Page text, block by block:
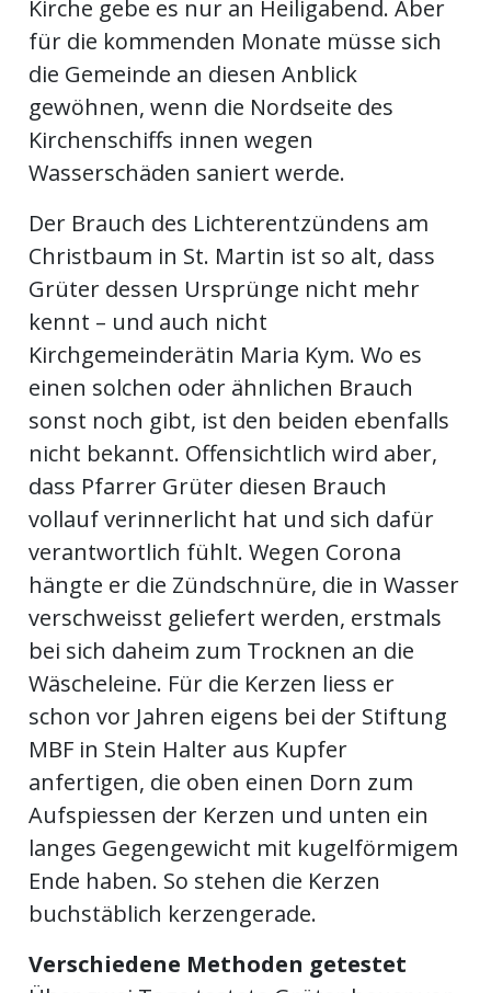
Kirche gebe es nur an Heiligabend. Aber
für die kommenden Monate müsse sich
die Gemeinde an diesen Anblick
gewöhnen, wenn die Nordseite des
Kirchenschiffs innen wegen
Wasserschäden saniert werde.
Der Brauch des Lichterentzündens am
Christbaum in St. Martin ist so alt, dass
Grüter dessen Ursprünge nicht mehr
kennt – und auch nicht
Kirchgemeinderätin Maria Kym. Wo es
einen solchen oder ähnlichen Brauch
sonst noch gibt, ist den beiden ebenfalls
nicht bekannt. Offensichtlich wird aber,
dass Pfarrer Grüter diesen Brauch
vollauf verinnerlicht hat und sich dafür
verantwortlich fühlt. Wegen Corona
hängte er die Zündschnüre, die in Wasser
verschweisst geliefert werden, erstmals
bei sich daheim zum Trocknen an die
Wäscheleine. Für die Kerzen liess er
schon vor Jahren eigens bei der Stiftung
MBF in Stein Halter aus Kupfer
anfertigen, die oben einen Dorn zum
Aufspiessen der Kerzen und unten ein
langes Gegengewicht mit kugelförmigem
Ende haben. So stehen die Kerzen
buchstäblich kerzengerade.
Verschiedene Methoden getestet